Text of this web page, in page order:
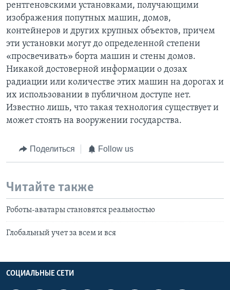
рентгеновскими установками, получающими
изображения попутных машин, домов,
контейнеров и других крупных объектов, причем
эти установки могут до определенной степени
«просвечивать» борта машин и стены домов.
Никакой достоверной информации о дозах
радиации или количестве этих машин на дорогах и
их использовании в публичном доступе нет.
Известно лишь, что такая технология существует и
может стоять на вооружении государства.
Поделиться Follow us
Читайте также
Роботы-аватары становятся реальностью
Глобальный учет за всем и вся
СОЦИАЛЬНЫЕ СЕТИ